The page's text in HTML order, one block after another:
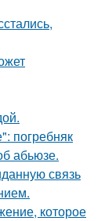
погребняк
абьюзе.
связь
которое